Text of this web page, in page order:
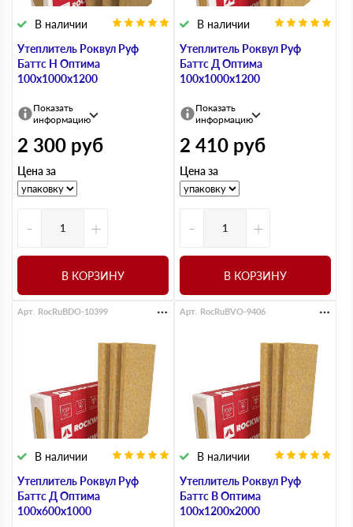
Утеплитель Роквул Руф
Баттс Н Оптима
100х1000х1200
В наличии
Показать
информацию
2 300 руб
Цена за
- +
В КОРЗИНУ
Утеплитель Роквул Руф
Баттс Д Оптима
100х1000х1200
В наличии
Показать
информацию
2 410 руб
Цена за
- +
В КОРЗИНУ
Утеплитель Роквул Руф
Баттс Д Оптима
100х600х1000
В наличии
Арт. RocRuBDO-10399
Утеплитель Роквул Руф
Баттс В Оптима
100х1200х2000
В наличии
Арт. RocRuBVO-9406